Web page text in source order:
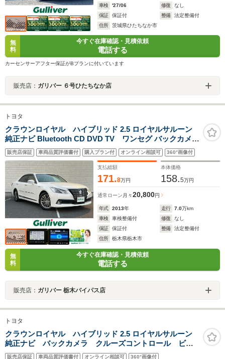
車検
'27/06 修復
なし
保証
保証付 整備
法定整備付
住所
茨城県ひたちなか市
無
料
今すぐ在庫確認・見積依頼
電話する
カーセンサーアフター保証がBプランに付いています
販売店： ガリバー ６号ひたちなか店
トヨタ
クラウンロイヤル ハイブリッド 2.5 ロイヤルサルーン
純正ナビ Bluetooth CD DVD TV ワンセグ バックカメラ
クルーズコントロール 電動ガラスサンルーフ レザーシー
ト パワーシート シートヒーター シートクーラー ドライ
ブレコーダー ETC HIDヘッドライト
販売店保証 車両品質評価書付 購入プラン付 オンライン相談可 360°画像付
支払総額
171.8万円
本体価格
158.5万円
通常ローン 月々20,800円
年式 2013年 走行 7.0万km
車検
車検整備付 修復
なし
保証
保証付 整備
法定整備付
住所
栃木県栃木市
無
料
今すぐ在庫確認・見積依頼
電話する
販売店： ガリバー 栃木バイパス店
トヨタ
クラウンロイヤル ハイブリッド 2.5 ロイヤルサルーン
純正ナビ バックカメラ クルーズコントロール ビル
トインETC パワーシート パワートランク スマート
販売店保証 車両品質評価書付 オンライン相談可 360°画像付